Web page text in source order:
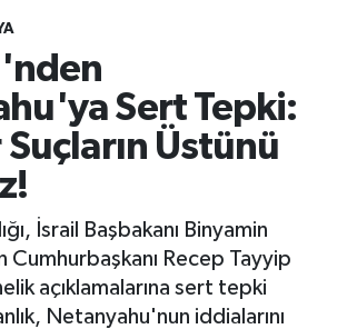
Sert Tepki:
Üstünü
İsrail Başbakanı Binyamin
Cumhurbaşkanı Recep Tayyip
açıklamalarına sert tepki
Netanyahu'nun iddialarını
Durumu ve Fikstür
Haberleri